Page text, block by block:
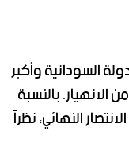
السودانية وأكبر
بالنسبة
النهائي، نظراً